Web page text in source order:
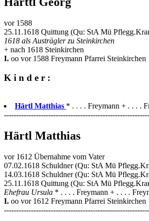
vor 1588
25.11.1618 Quittung (Qu: StA Mü
1618 als Austrägler zu Steinkirchen
+ nach 1618 Steinkirchen
I. oo vor 1588 Freymann Pfarrei Steinkirchen
K i n d e r :
Härtl Matthias * . . . . Freymann + . . . .
Härtl Matthias
vor 1612 Übernahme vom Vater
07.02.1618 Schuldner (Qu: StA Mü
14.03.1618 Schuldner (Qu: StA Mü
25.11.1618 Quittung (Qu: StA Mü
Ehefrau Ursula * . . . . Freymann + . . . .
I. oo vor 1612 Freymann Pfarrei Steinkirchen